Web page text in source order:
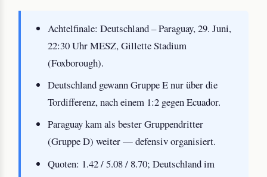
Achtelfinale: Deutschland – Paraguay, 29. Juni,
22:30 Uhr MESZ, Gillette Stadium
(Foxborough).
Deutschland gewann Gruppe E nur über die
Tordifferenz, nach einem 1:2 gegen Ecuador.
Paraguay kam als bester Gruppendritter
(Gruppe D) weiter — defensiv organisiert.
Quoten: 1.42 / 5.08 / 8.70; Deutschland im